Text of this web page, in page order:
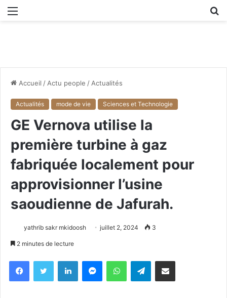
Accueil /Actu people /Actualités
Actualités mode de vie Sciences et Technologie
GE Vernova utilise la
première turbine à gaz
fabriquée localement pour
approvisionner l’usine
saoudienne de Jafurah.
yathrib sakr mkidoosh juillet 2, 2024 3
2 minutes de lecture
Telegram